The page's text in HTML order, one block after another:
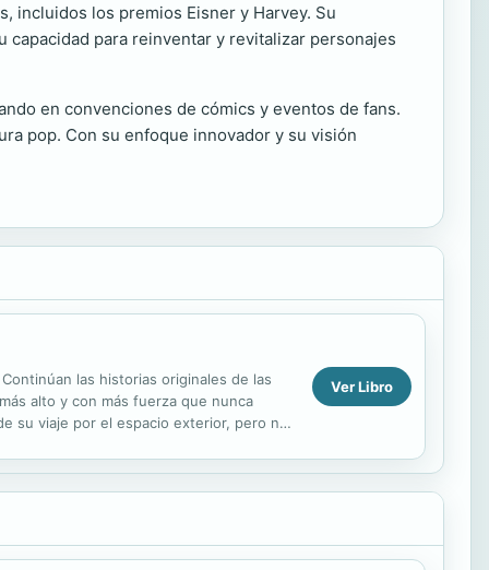
incluidos los premios Eisner y Harvey. Su
para reinventar y revitalizar personajes
en convenciones de cómics y eventos de fans.
pop. Con su enfoque innovador y su visión
Continúan las historias originales de las
alto y con más fuerza que nunca
su viaje por el espacio exterior, pero no
Ver Libro